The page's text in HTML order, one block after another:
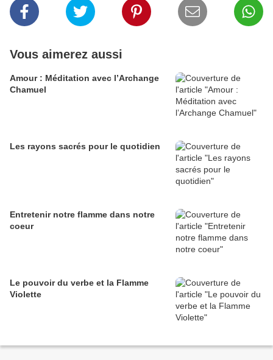
Vous aimerez aussi
Amour : Méditation avec l’Archange
Chamuel
Les rayons sacrés pour le quotidien
Entretenir notre flamme dans notre
coeur
Le pouvoir du verbe et la Flamme
Violette